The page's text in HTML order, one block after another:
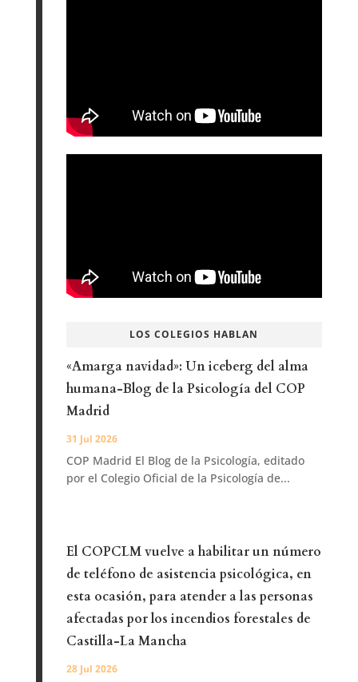
LOS COLEGIOS HABLAN
«Amarga navidad»: Un iceberg del alma
humana-Blog de la Psicología del COP
Madrid
31 Jul 2026
COP Madrid El Blog de la Psicología, editado
por el Colegio Oficial de la Psicología de...
El COPCLM vuelve a habilitar un número
de teléfono de asistencia psicológica, en
esta ocasión, para atender a las personas
afectadas por los incendios forestales de
Castilla-La Mancha
28 Jul 2026